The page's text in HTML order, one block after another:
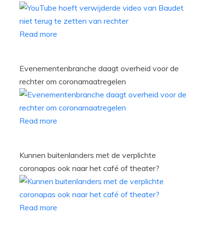
Read more
Evenementenbranche daagt overheid voor de
rechter om coronamaatregelen
Read more
Kunnen buitenlanders met de verplichte
coronapas ook naar het café of theater?
Read more